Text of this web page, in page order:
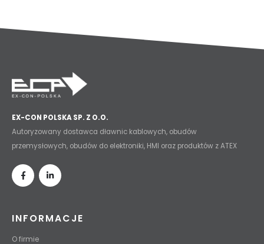
EX-CON POLSKA SP. Z O.O.
Autoryzowany dostawca dławnic kablowych, obudów
przemysłowych, obudów do elektroniki, HMI oraz produktów z ATEX
INFORMACJE
O firmie